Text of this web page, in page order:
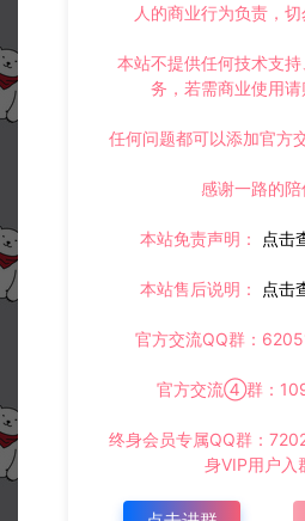
人的商业行为负责，切
本站不提供任何技术支
务，若需商业使用请
任何问题都可以添加官方
感谢一路的陪
本站免责声明： 点击
本站售后说明： 点击
官方交流QQ群：
官方交流④群：
终身会员专属QQ群：
身VIP用户入